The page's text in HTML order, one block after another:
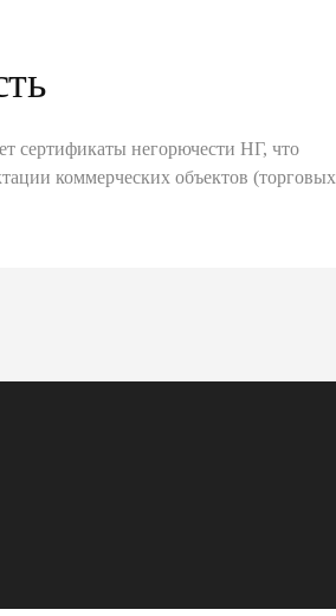
сертификаты негорючести НГ, что
коммерческих объектов (торговых